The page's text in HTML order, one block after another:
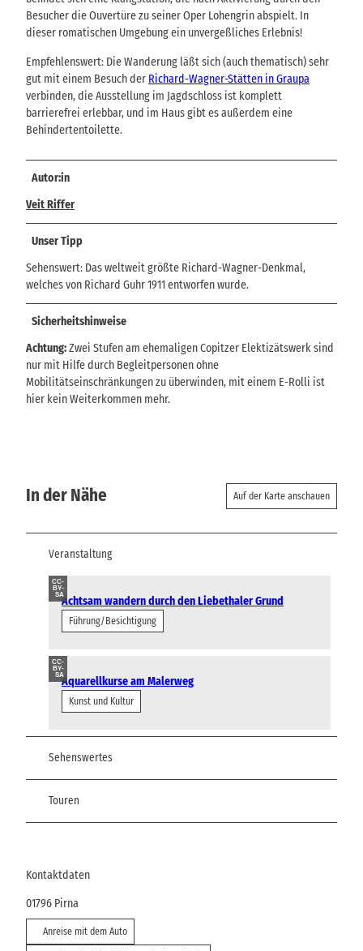
Besucher die Ouvertüre zu seiner Oper Lohengrin abspielt. In
dieser romatischen Umgebung ein unvergeßliches Erlebnis!
Empfehlenswert: Die Wanderung läßt sich (auch thematisch) sehr
gut mit einem Besuch der Richard-Wagner-Stätten in Graupa
verbinden, die Ausstellung im Jagdschloss ist komplett
barrierefrei erlebbar, und im Haus gibt es außerdem eine
Behindertentoilette.
Autor:in
Veit Riffer
Unser Tipp
Sehenswert: Das weltweit größte Richard-Wagner-Denkmal,
welches von Richard Guhr 1911 entworfen wurde.
Sicherheitshinweise
Achtung:Zwei Stufen am ehemaligen Copitzer Elektizätswerk sind
nur mit Hilfe durch Begleitpersonen ohne
Mobilitätseinschränkungen zu überwinden, mit einem E-Rolli ist
hier kein Weiterkommen mehr.
In der Nähe Auf der Karte anschauen
Veranstaltung
CC-
BY-
SAAchtsam wandern durch den Liebethaler Grund
Führung/Besichtigung
CC-
BY-
SAAquarellkurse am Malerweg
Kunst und Kultur
Sehenswertes
Touren
Kontaktdaten
01796 Pirna
Anreise mit dem Auto